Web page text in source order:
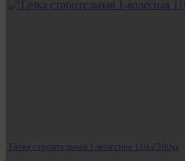
Тачка строительная 1-колёсная 110л/200кг